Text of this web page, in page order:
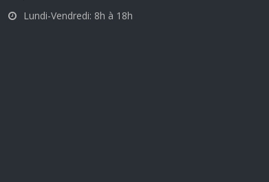
Lundi-Vendredi: 8h à 18h